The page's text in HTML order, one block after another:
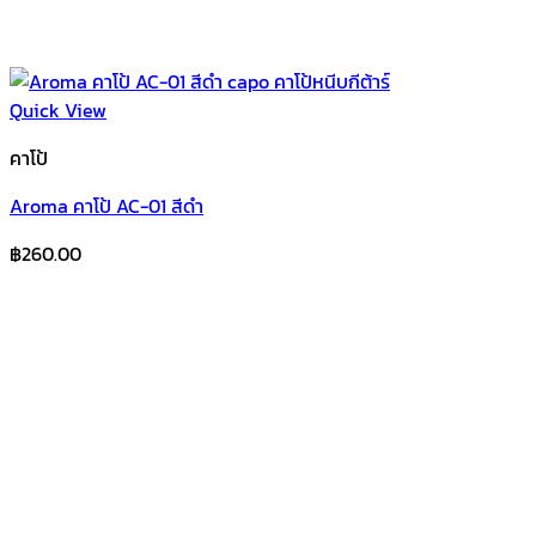
Quick View
คาโป้
Aroma คาโป้ AC-01 สีดำ
฿260.00